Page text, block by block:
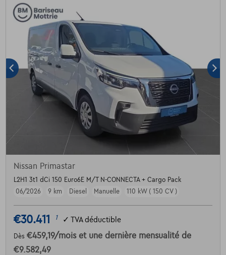
Nissan Primastar
L2H1 3t1 dCi 150 Euro6E M/T N-CONNECTA + Cargo Pack
06/2026
9 km Diesel Manuelle 110 kW ( 150 CV )
€30.411 1 ✓ TVA déductible
Dès €459,19/mois et une dernière mensualité de
€9.582,49